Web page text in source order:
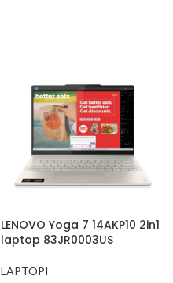
LENOVO Yoga 7 14AKP10 2in1
laptop 83JR0003US
LAPTOPI